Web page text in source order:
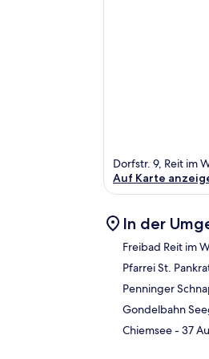
Dorfstr. 9, Reit im
Auf Karte
In der
Freibad Reit im
Pfarrei St.
Penninger
Gondelbahn
Chiemsee- 37